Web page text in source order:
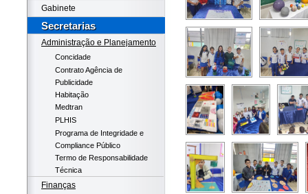
Gabinete
Secretarias
Administração e Planejamento
Concidade
Contrato Agência de
Publicidade
Habitação
Medtran
PLHIS
Programa de Integridade e
Compliance Público
Termo de Responsabilidade
Técnica
Finanças